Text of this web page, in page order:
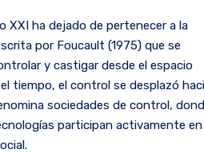
XXI ha dejado de pertenecer a la
por Foucault (1975) que se
y castigar desde el espacio
tiempo, el control se desplazó
sociedades de control,
participan activamente en